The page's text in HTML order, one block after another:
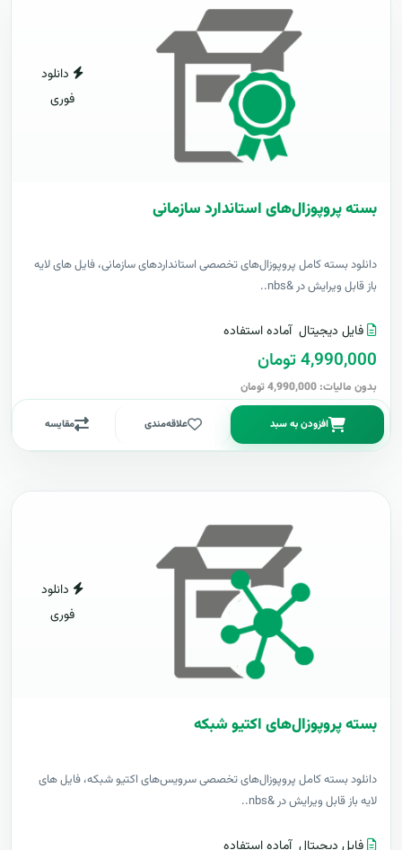
دانلود
فوری
بسته پروپوزال‌های استاندارد سازمانی
دانلود بسته کامل پروپوزال‌های تخصصی استانداردهای سازمانی، فایل های لایه
باز قابل ویرایش در &nbs..
فایل دیجیتال آماده استفاده
4,990,000 تومان
بدون مالیات: 4,990,000 تومان
افزودن به سبد علاقه‌مندی مقایسه
دانلود
فوری
بسته پروپوزال‌های اکتیو شبکه
دانلود بسته کامل پروپوزال‌های تخصصی سرویس‌های اکتیو شبکه، فایل های
لایه باز قابل ویرایش در &nbs..